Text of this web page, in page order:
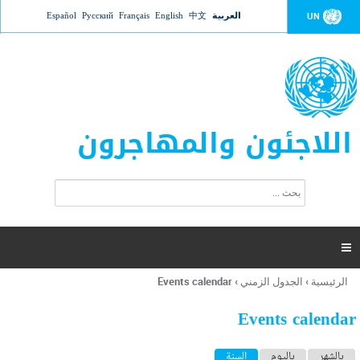
Jump to navigation UN العربية 中文
English
Français
Русский
Español
اللاجئون والمهاجرون
ت
ر
ل
ح
ب

أنت
هنا
الرئيسية › الجدول الزمني ›
Events calendar
Events calendar